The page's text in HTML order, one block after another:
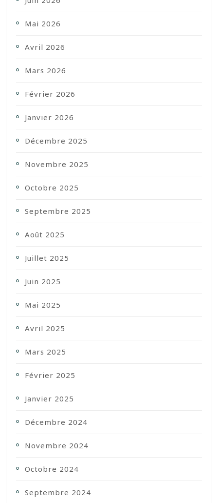
Mai 2026
Avril 2026
Mars 2026
Février 2026
Janvier 2026
Décembre 2025
Novembre 2025
Octobre 2025
Septembre 2025
Août 2025
Juillet 2025
Juin 2025
Mai 2025
Avril 2025
Mars 2025
Février 2025
Janvier 2025
Décembre 2024
Novembre 2024
Octobre 2024
Septembre 2024